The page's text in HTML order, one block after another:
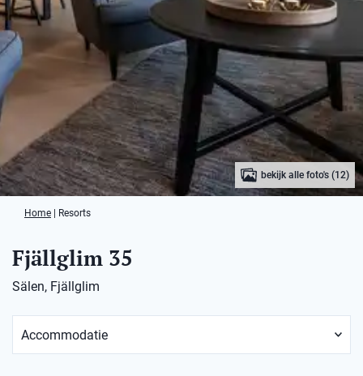
bekijk alle foto's (12)
Home Resorts
Fjällglim 35
Sälen, Fjällglim